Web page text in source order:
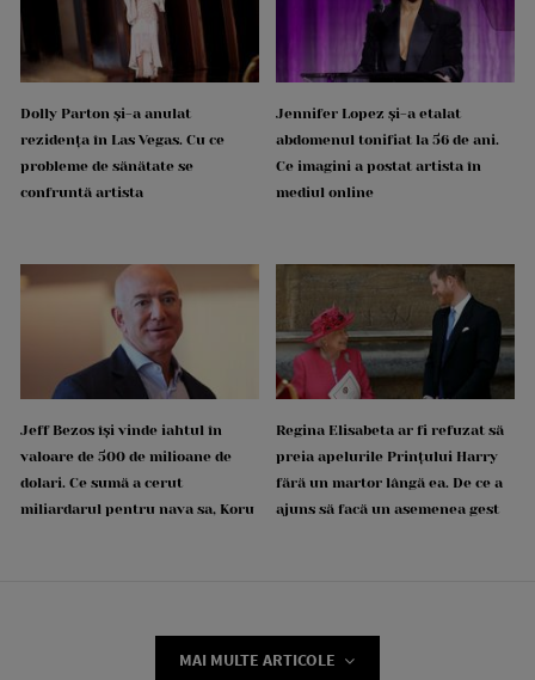
Dolly Parton și-a anulat
rezidența în Las Vegas. Cu ce
probleme de sănătate se
confruntă artista
Jennifer Lopez și-a etalat
abdomenul tonifiat la 56 de ani.
Ce imagini a postat artista în
mediul online
Jeff Bezos își vinde iahtul în
valoare de 500 de milioane de
dolari. Ce sumă a cerut
miliardarul pentru nava sa, Koru
Regina Elisabeta ar fi refuzat să
preia apelurile Prințului Harry
fără un martor lângă ea. De ce a
ajuns să facă un asemenea gest
MAI MULTE ARTICOLE